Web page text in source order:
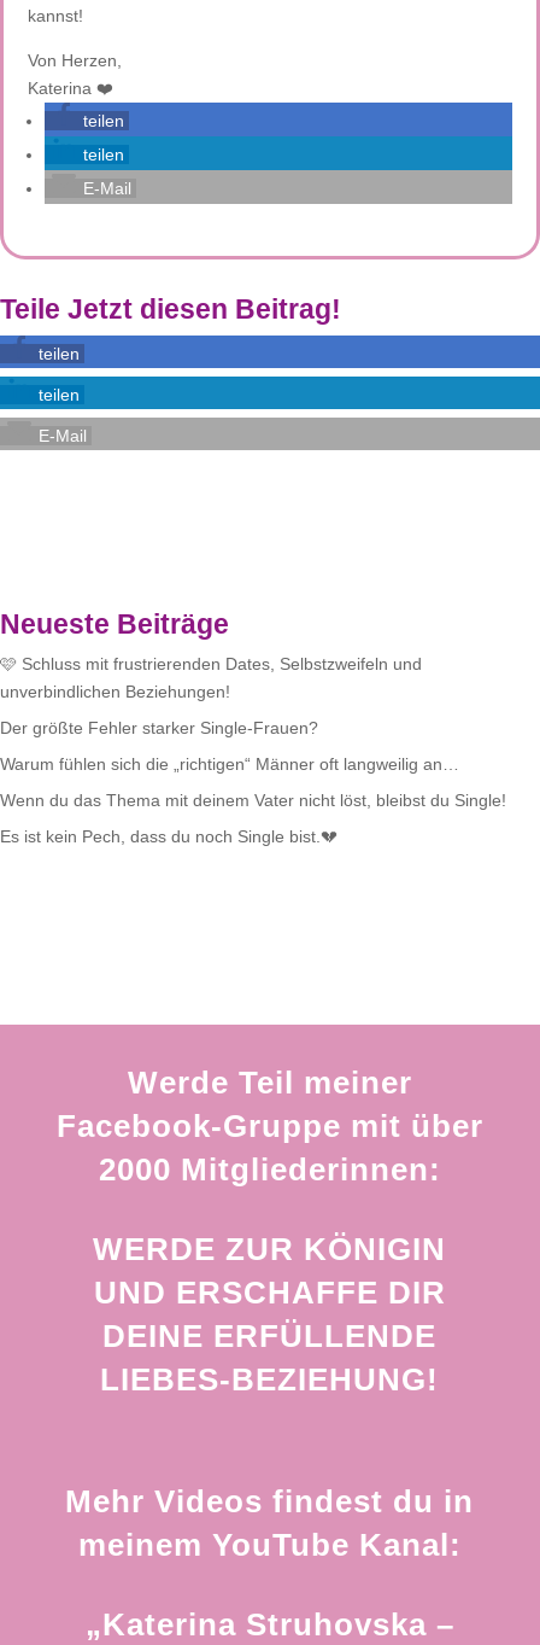
kannst!
Von Herzen,
Katerina ❤️
teilen
teilen
E-Mail
Teile Jetzt diesen Beitrag!
teilen
teilen
E-Mail
Neueste Beiträge
🩷 Schluss mit frustrierenden Dates, Selbstzweifeln und
unverbindlichen Beziehungen!
Der größte Fehler starker Single-Frauen?
Warum fühlen sich die „richtigen“ Männer oft langweilig an…
Wenn du das Thema mit deinem Vater nicht löst, bleibst du Single!
Es ist kein Pech, dass du noch Single bist.💔
Werde Teil meiner
Facebook-Gruppe mit über
2000 Mitgliederinnen:
WERDE ZUR KÖNIGIN
UND ERSCHAFFE DIR
DEINE ERFÜLLENDE
LIEBES-BEZIEHUNG!
Mehr Videos findest du in
meinem YouTube Kanal:
„Katerina Struhovska –